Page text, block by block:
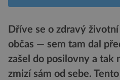
Dříve se o zdravý
občas — sem tam dal
zašel do posilovny a tak
zmizí sám od sebe.